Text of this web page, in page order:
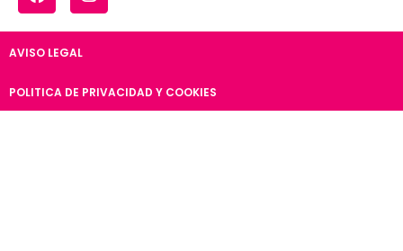
AVISO LEGAL
POLITICA DE PRIVACIDAD Y COOKIES